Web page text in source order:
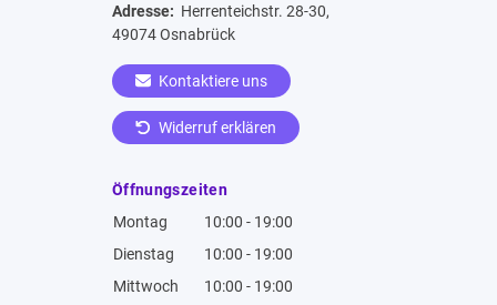
Adresse: Herrenteichstr. 28-30,
49074 Osnabrück
Kontaktiere uns
Widerruf erklären
Öffnungszeiten
Montag
10:00 - 19:00
Dienstag
10:00 - 19:00
Mittwoch
10:00 - 19:00